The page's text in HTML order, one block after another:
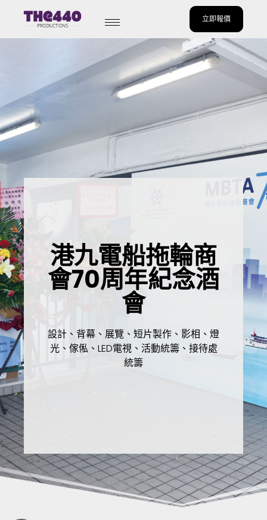
立即報價
港九電船拖輪商
會70周年紀念酒
會
設計、背幕、展覽、短片製作、影相、燈
光、傢俬、LED電視、活動統籌、接待處
統籌